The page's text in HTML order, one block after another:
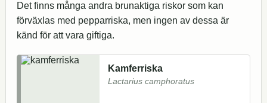
Det finns många andra brunaktiga riskor som kan
förväxlas med pepparriska, men ingen av dessa är
känd för att vara giftiga.
Kamferriska
Lactarius camphoratus